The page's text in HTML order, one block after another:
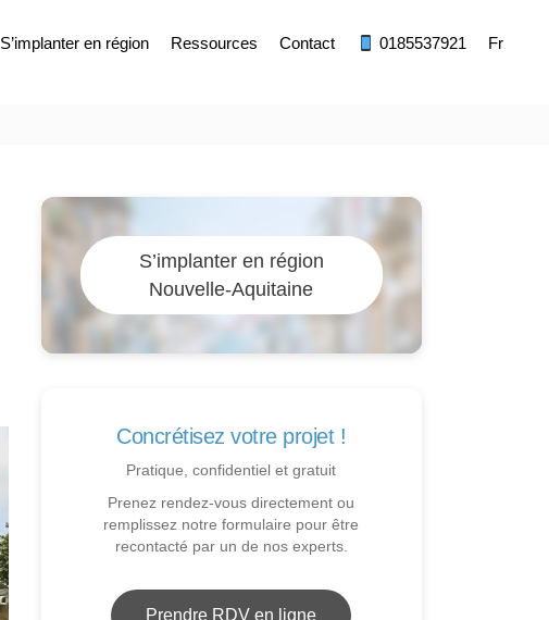
S’implanter en région Ressources Contact 0185537921 Fr
S’implanter en région
Nouvelle-Aquitaine
Concrétisez votre projet !
Pratique, confidentiel et gratuit
Prenez rendez-vous directement ou
remplissez notre formulaire pour être
recontacté par un de nos experts.
Prendre RDV en ligne